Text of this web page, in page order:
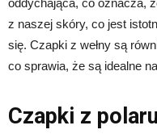
oddychająca, co oznacza,
z naszej skóry, co jest
się. Czapki z wełny są
co sprawia, że są idealne
Czapki z polaru